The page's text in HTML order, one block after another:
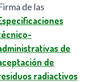
de las
de
de
radiactivos